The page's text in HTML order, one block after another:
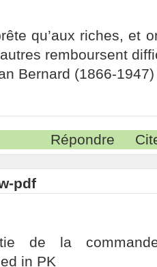
qu’aux riches, et
remboursent
Bernard (1866-1947)
Répondre
pdf
de la
in PK